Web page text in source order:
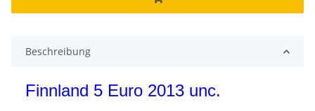
Beschreibung
Finnland 5 Euro 2013 unc.